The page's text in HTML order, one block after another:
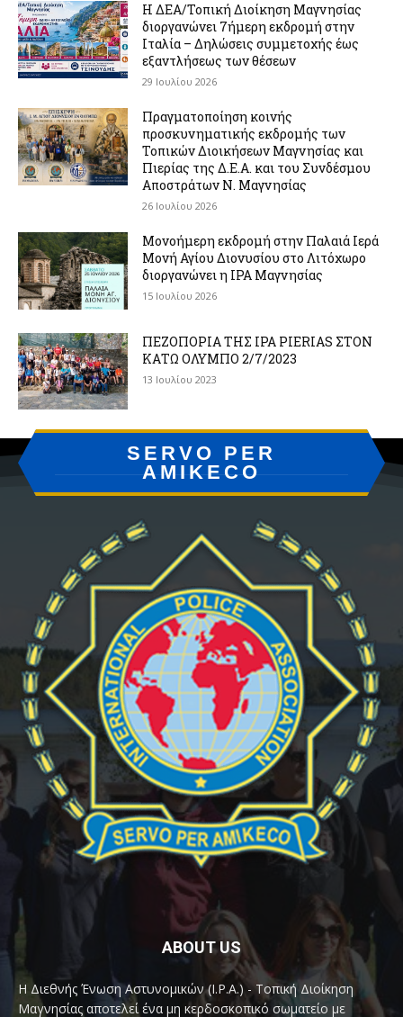
Η ΔΕΑ/Τοπική Διοίκηση Μαγνησίας
διοργανώνει 7ήμερη εκδρομή στην
Ιταλία – Δηλώσεις συμμετοχής έως
εξαντλήσεως των θέσεων
29 Ιουλίου 2026
Πραγματοποίηση κοινής
προσκυνηματικής εκδρομής των
Τοπικών Διοικήσεων Μαγνησίας και
Πιερίας της Δ.Ε.Α. και του Συνδέσμου
Αποστράτων Ν. Μαγνησίας
26 Ιουλίου 2026
Μονοήμερη εκδρομή στην Παλαιά Ιερά
Μονή Αγίου Διονυσίου στο Λιτόχωρο
διοργανώνει η IPA Μαγνησίας
15 Ιουλίου 2026
ΠΕΖΟΠΟΡΙΑ ΤΗΣ IPA PIERIAS ΣΤΟΝ
ΚΑΤΩ ΟΛΥΜΠΟ 2/7/2023
13 Ιουλίου 2023
SERVO PER
AMIKECO
ABOUT US
Η Διεθνής Ένωση Αστυνομικών (I.P.A.) - Τοπική Διοίκηση
Μαγνησίας αποτελεί ένα μη κερδοσκοπικό σωματείο με